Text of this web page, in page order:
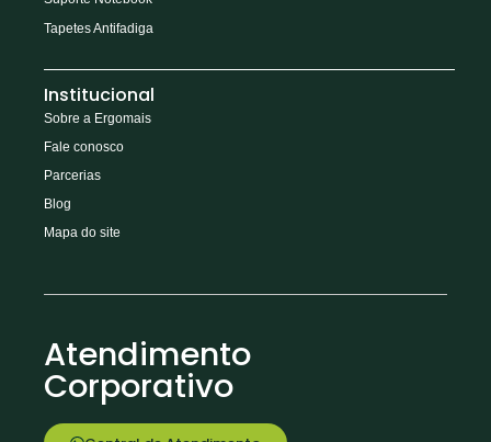
Tapetes Antifadiga
Institucional
Sobre a Ergomais
Fale conosco
Parcerias
Blog
Mapa do site
Atendimento
Corporativo